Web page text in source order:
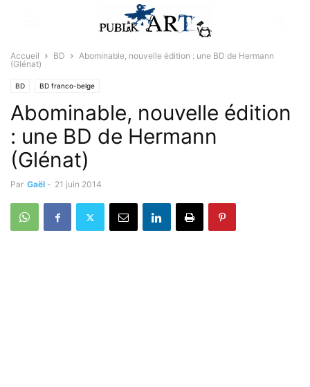
Accueil BD
Abominable, nouvelle édition : une BD de Hermann
(Glénat)
BD BD franco-belge
Abominable, nouvelle édition
: une BD de Hermann
(Glénat)
Par Gaël - 21 juin 2014